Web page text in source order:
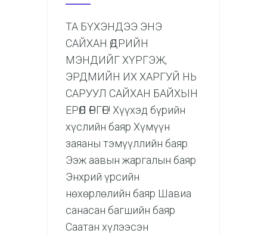
ТА БҮХЭНДЭЭ ЭНЭ
САЙХАН ӨДРИЙН
МЭНДИЙГ ХҮРГЭЖ,
ЭРДМИЙН ИХ ХАРГУЙ НЬ
САРУУЛ САЙХАН БАЙХЫН
ЕРӨӨЛ ӨРГӨЕ! Хүүхэд бүрийн
хүслийн баяр Хүмүүн
заяаны тэмүүллийн баяр
Ээж аавын жаргалын баяр
Энхрий үрсийн
нөхөрлөлийн баяр Шавиа
санасан багшийн баяр
Саатан хүлээсэн